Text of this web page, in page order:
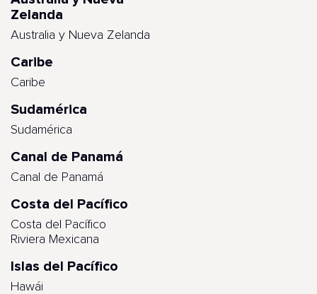
Zelanda
Australia y Nueva Zelanda
Caribe
Caribe
Sudamérica
Sudamérica
Canal de Panamá
Canal de Panamá
Costa del Pacífico
Costa del Pacífico
Riviera Mexicana
Islas del Pacífico
Hawái